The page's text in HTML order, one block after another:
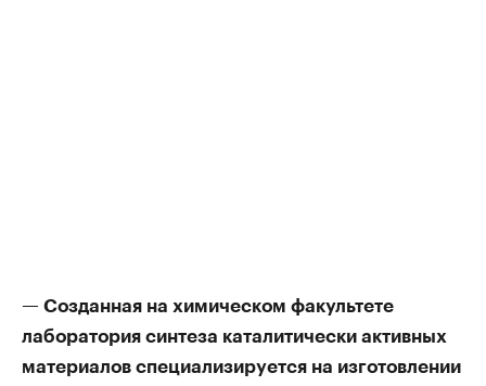
— Созданная на химическом факультете
лаборатория синтеза каталитически активных
материалов специализируется на изготовлении